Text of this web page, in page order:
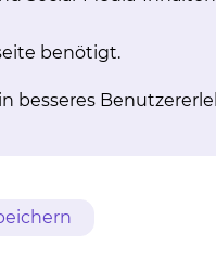
2025
benötigt.
besseres